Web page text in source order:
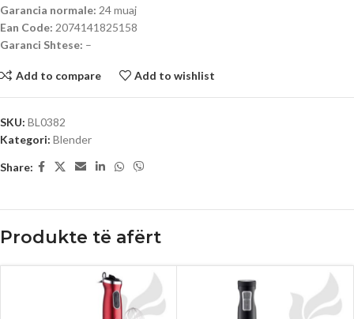
Garancia normale: 24 muaj
Ean Code: 2074141825158
Garanci Shtese: –
Add to compare Add to wishlist
SKU: BL0382
Kategori: Blender
Share:
Produkte të afërt